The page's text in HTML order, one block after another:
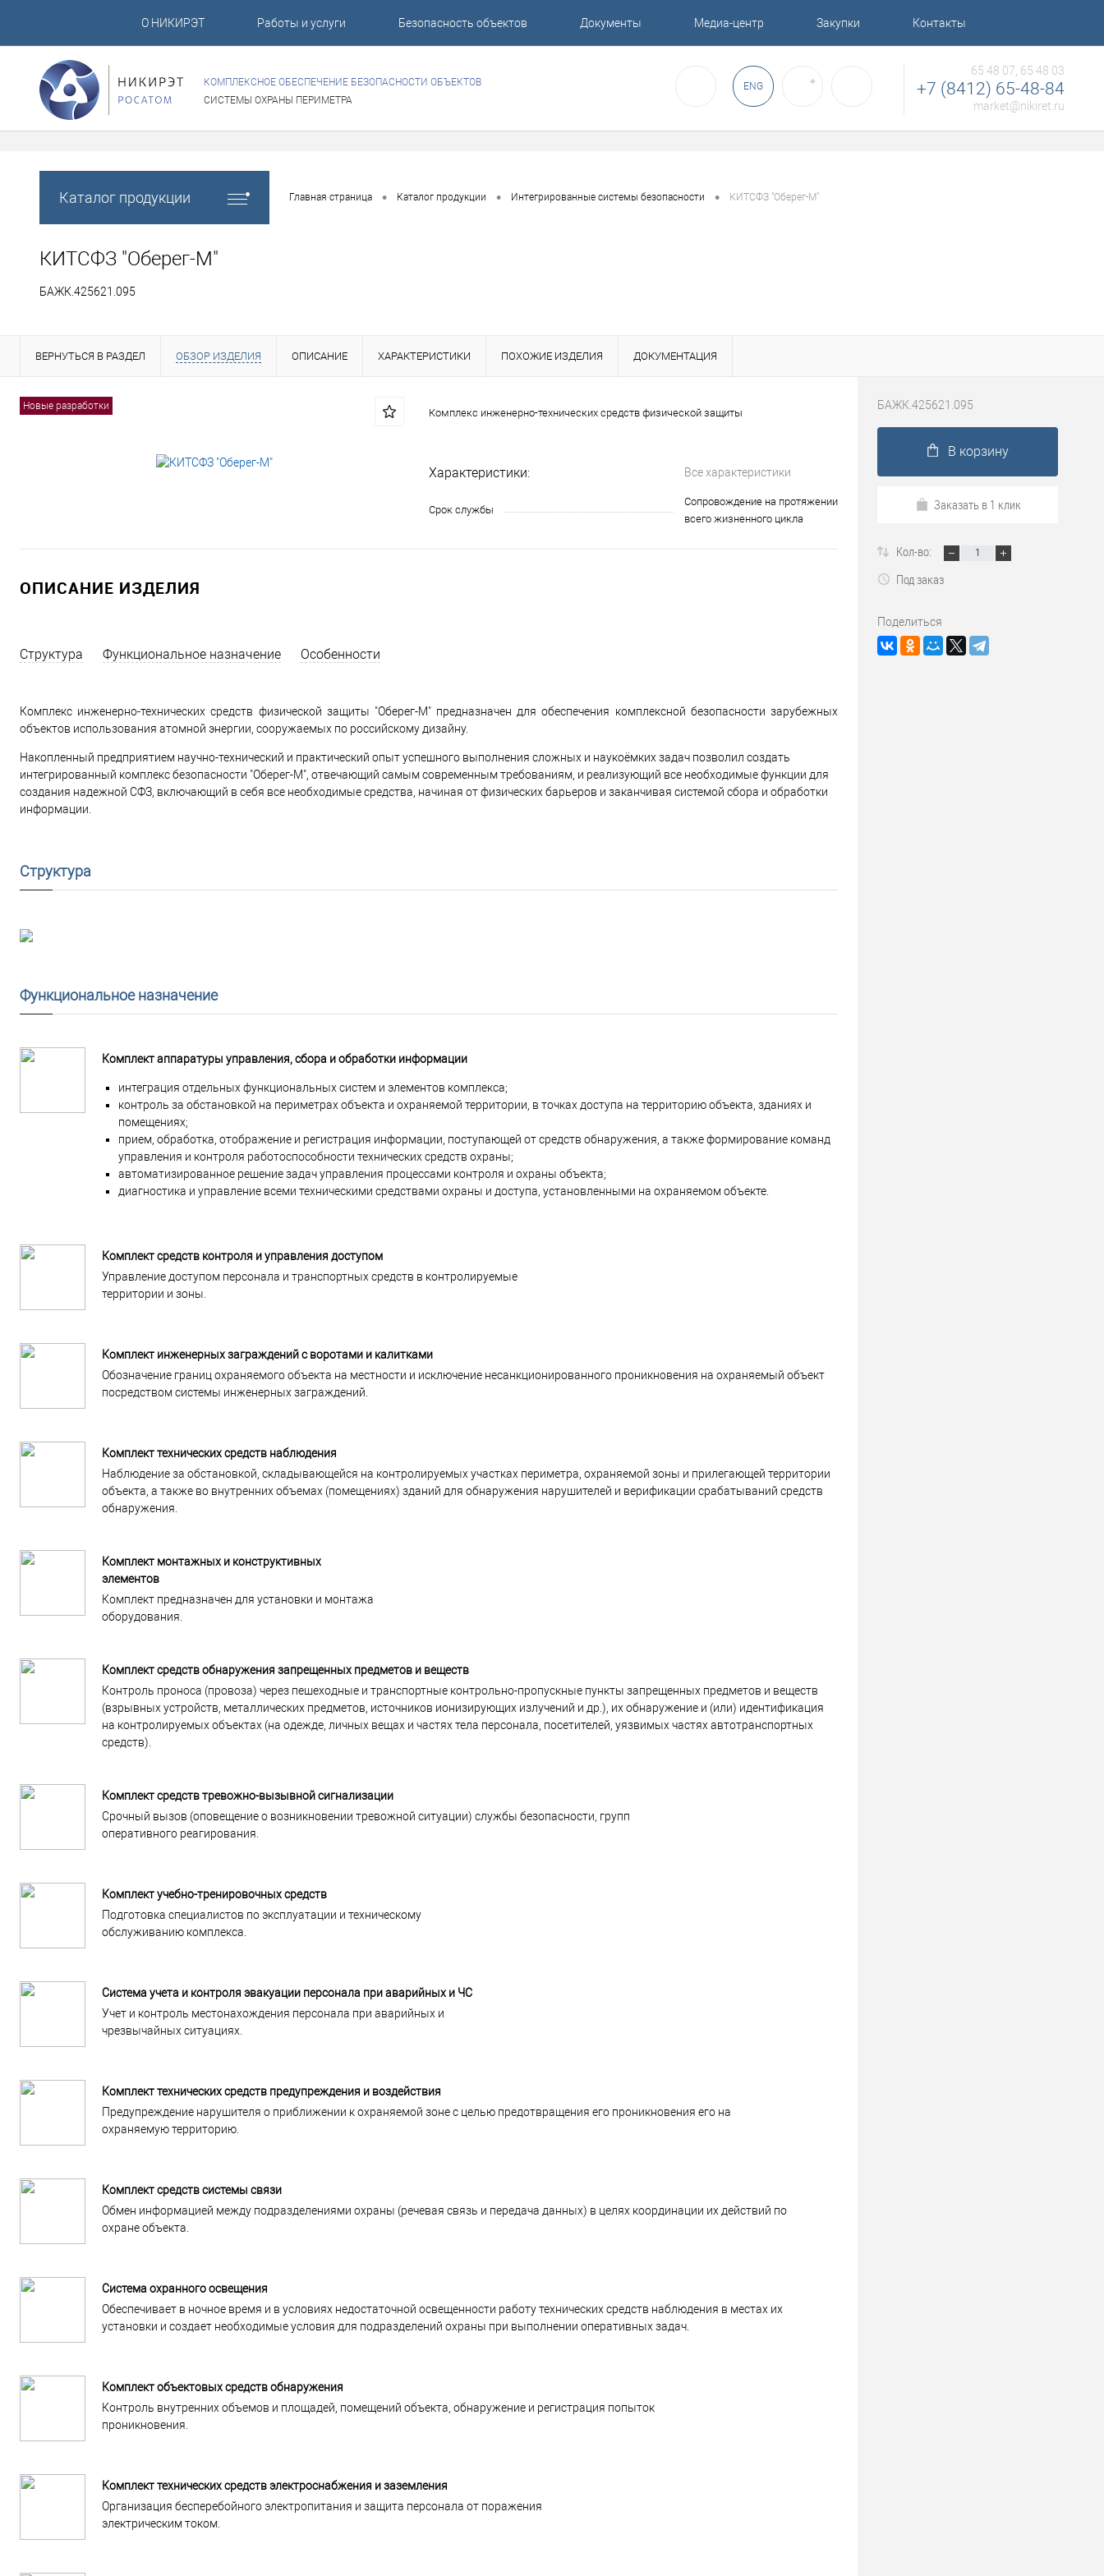
О НИКИРЭТ Работы и услуги Безопасность объектов Документы Медиа-центр Закупки Контакты
КОМПЛЕКСНОЕ ОБЕСПЕЧЕНИЕ БЕЗОПАСНОСТИ ОБЪЕКТОВ
СИСТЕМЫ ОХРАНЫ ПЕРИМЕТРА
ENG ✚
65 48 07, 65 48 03
+7 (8412) 65-48-84
market@nikiret.ru
Каталог продукции Главная страница • Каталог продукции • Интегрированные системы безопасности • КИТСФЗ "Оберег-М"
КИТСФЗ "Оберег-М"
БАЖК.425621.095
ВЕРНУТЬСЯ В РАЗДЕЛ ОБЗОР ИЗДЕЛИЯ ОПИСАНИЕ ХАРАКТЕРИСТИКИ ПОХОЖИЕ ИЗДЕЛИЯ ДОКУМЕНТАЦИЯ
Новые разработки
Комплекс инженерно-технических средств физической защиты
Характеристики: Все характеристики
Срок службы
Сопровождение на протяжении
всего жизненного цикла
ОПИСАНИЕ ИЗДЕЛИЯ
Структура Функциональное назначение Особенности
Комплекс инженерно-технических средств физической защиты "Оберег-М" предназначен для обеспечения комплексной безопасности зарубежных
объектов использования атомной энергии, сооружаемых по российскому дизайну.
Накопленный предприятием научно-технический и практический опыт успешного выполнения сложных и наукоёмких задач позволил создать
интегрированный комплекс безопасности "Оберег-М", отвечающий самым современным требованиям, и реализующий все необходимые функции для
создания надежной СФЗ, включающий в себя все необходимые средства, начиная от физических барьеров и заканчивая системой сбора и обработки
информации.
Структура
Функциональное назначение
Комплект аппаратуры управления, сбора и обработки информации
интеграция отдельных функциональных систем и элементов комплекса;
контроль за обстановкой на периметрах объекта и охраняемой территории, в точках доступа на территорию объекта, зданиях и
помещениях;
прием, обработка, отображение и регистрация информации, поступающей от средств обнаружения, а также формирование команд
управления и контроля работоспособности технических средств охраны;
автоматизированное решение задач управления процессами контроля и охраны объекта;
диагностика и управление всеми техническими средствами охраны и доступа, установленными на охраняемом объекте.
Комплект средств контроля и управления доступом
Управление доступом персонала и транспортных средств в контролируемые
территории и зоны.
Комплект инженерных заграждений с воротами и калитками
Обозначение границ охраняемого объекта на местности и исключение несанкционированного проникновения на охраняемый объект
посредством системы инженерных заграждений.
Комплект технических средств наблюдения
Наблюдение за обстановкой, складывающейся на контролируемых участках периметра, охраняемой зоны и прилегающей территории
объекта, а также во внутренних объемах (помещениях) зданий для обнаружения нарушителей и верификации срабатываний средств
обнаружения.
Комплект монтажных и конструктивных
элементов
Комплект предназначен для установки и монтажа
оборудования.
Комплект средств обнаружения запрещенных предметов и веществ
Контроль проноса (провоза) через пешеходные и транспортные контрольно-пропускные пункты запрещенных предметов и веществ
(взрывных устройств, металлических предметов, источников ионизирующих излучений и др.), их обнаружение и (или) идентификация
на контролируемых объектах (на одежде, личных вещах и частях тела персонала, посетителей, уязвимых частях автотранспортных
средств).
Комплект средств тревожно-вызывной сигнализации
Срочный вызов (оповещение о возникновении тревожной ситуации) службы безопасности, групп
оперативного реагирования.
Комплект учебно-тренировочных средств
Подготовка специалистов по эксплуатации и техническому
обслуживанию комплекса.
Система учета и контроля эвакуации персонала при аварийных и ЧС
Учет и контроль местонахождения персонала при аварийных и
чрезвычайных ситуациях.
Комплект технических средств предупреждения и воздействия
Предупреждение нарушителя о приближении к охраняемой зоне с целью предотвращения его проникновения его на
охраняемую территорию.
Комплект средств системы связи
Обмен информацией между подразделениями охраны (речевая связь и передача данных) в целях координации их действий по
охране объекта.
Система охранного освещения
Обеспечивает в ночное время и в условиях недостаточной освещенности работу технических средств наблюдения в местах их
установки и создает необходимые условия для подразделений охраны при выполнении оперативных задач.
Комплект объектовых средств обнаружения
Контроль внутренних объемов и площадей, помещений объекта, обнаружение и регистрация попыток
проникновения.
Комплект технических средств электроснабжения и заземления
Организация бесперебойного электропитания и защита персонала от поражения
электрическим током.
БАЖК.425621.095
В корзину
Заказать в 1 клик
Кол-во:
Под заказ
Поделиться